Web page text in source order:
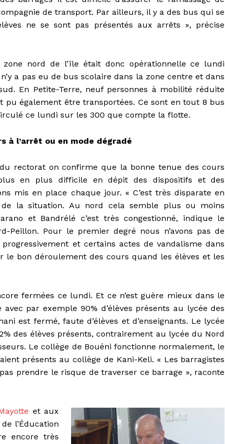
de transport. Par ailleurs, il y a des bus qui se
ne se sont pas présentés aux arrêts », précise
zone nord de l’île était donc opérationnelle ce lundi
a pas eu de bus scolaire dans la zone centre et dans
En Petite-Terre, neuf personnes à mobilité réduite
pu également être transportées. Ce sont en tout 8 bus
ce lundi sur les 300 que compte la flotte.
à l’arrêt ou en mode dégradé
rectorat on confirme que la bonne tenue des cours
en plus difficile en dépit des dispositifs et des
mis en place chaque jour. « C’est très disparate en
la situation. Au nord cela semble plus ou moins
et Bandrélé c’est très congestionné, indique le
Pour le premier degré nous n’avons pas de
et certains actes de vandalisme dans
le bon déroulement des cours quand les élèves et les
fermées ce lundi. Et ce n’est guère mieux dans le
par exemple 90% d’élèves présents au lycée des
est fermé, faute d’élèves et d’enseignants. Le lycée
des élèves présents, contrairement au lycée du Nord
Le collège de Bouéni fonctionne normalement, le
présents au collège de Kani-Keli. « Les barragistes
prendre le risque de traverser ce barrage », raconte
et aux
l’Éducation
encore très